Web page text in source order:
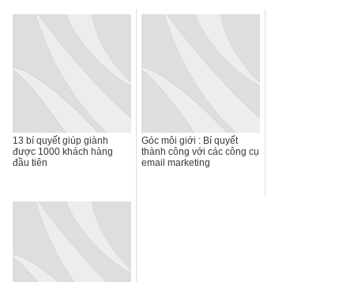
13 bí quyết giúp giành
được 1000 khách hàng
đầu tiên
Góc môi giới : Bí quyết
thành công với các công cụ
email marketing